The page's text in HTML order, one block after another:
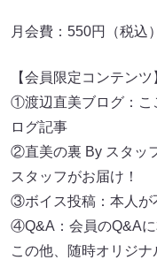
月会費：550円（税込）
【会員限定コンテンツ
①渡辺直美ブログ：こ
ログ記事
②直美の裏 By スタッ
スタッフがお届け！
③ボイス投稿：本人が
④Q&A：会員のQ&Aに
この他、随時オリジ